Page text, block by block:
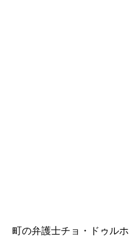
町の弁護士チョ・ドゥル